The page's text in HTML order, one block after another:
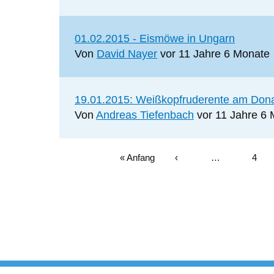
Normales
Thema
01.02.2015 - Eismöwe in Ungarn
Von David Nayer vor 11 Jahre 6 Monate
Normales
Thema
19.01.2015: Weißkopfruderente am
Von Andreas Tiefenbach vor 11 Jahre 6
Erste
« Anfang Vorherige
‹ … Seite
4